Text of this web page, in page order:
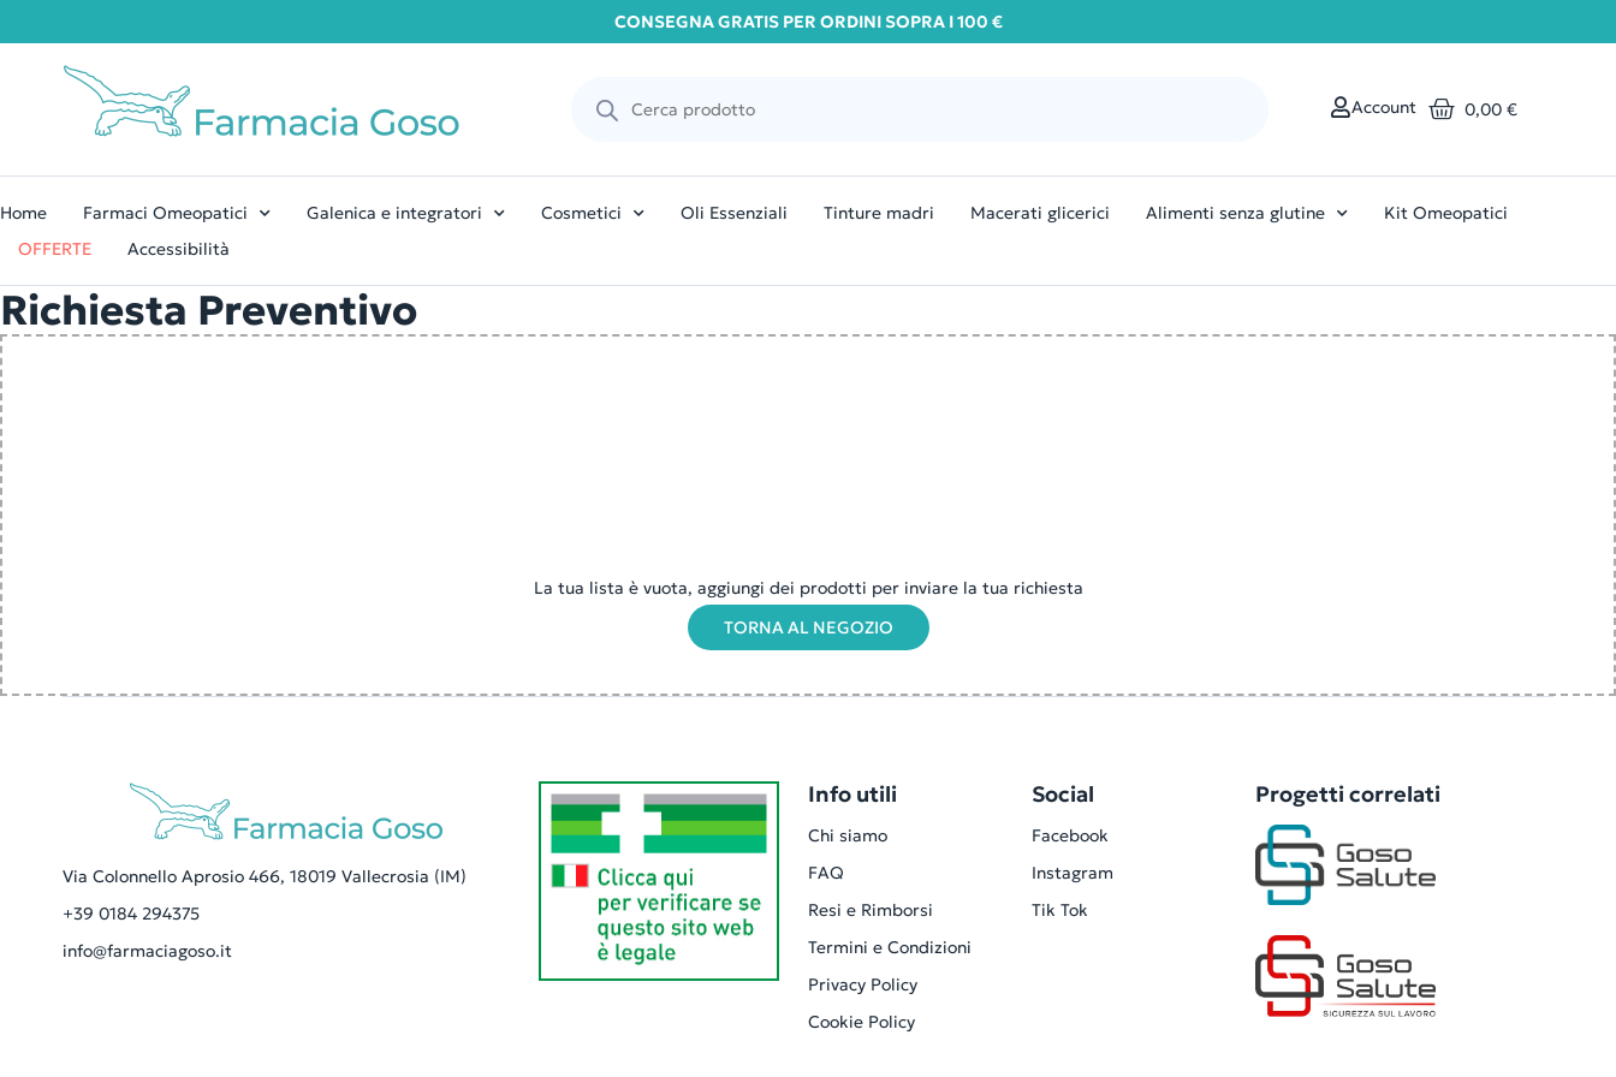
CONSEGNA GRATIS PER ORDINI SOPRA I 100 €
Account 0,00 €
Home Farmaci Omeopatici Galenica e integratori Cosmetici Oli Essenziali Tinture madri Macerati glicerici Alimenti senza glutine
Kit Omeopatici
OFFERTE
Accessibilità
Richiesta Preventivo
La tua lista è vuota, aggiungi dei prodotti per inviare la tua richiesta
TORNA AL NEGOZIO
Via Colonnello Aprosio 466, 18019 Vallecrosia (IM)
+39 0184 294375
info@farmaciagoso.it
Info utili
Chi siamo
FAQ
Resi e Rimborsi
Termini e Condizioni
Privacy Policy
Cookie Policy
Social
Facebook
Instagram
Tik Tok
Progetti correlati